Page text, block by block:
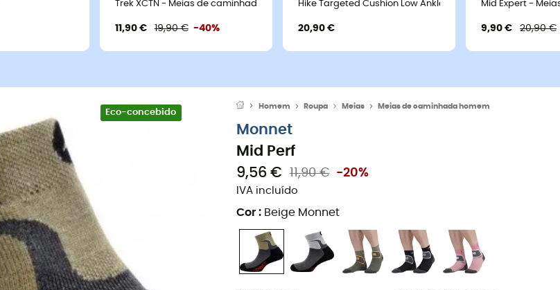
Trek XCTN - Meias de caminhada criança
11,90 € 19,90 € -40%
Hike Targeted Cushion Low Ankle Socks - Meias de
20,90 €
Mid Expert -
9,90 € 20,90 €
Eco-concebido
Homem Roupa Meias Meias de caminhada homem
Monnet
Mid Perf
9,56 €
11,90 € -20%
IVA incluído
Cor : Beige Monnet